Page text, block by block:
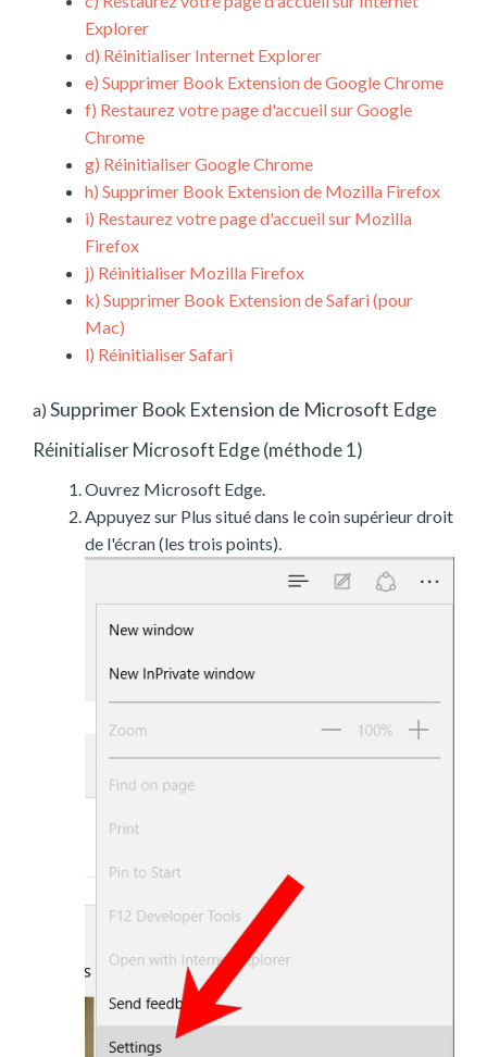
Explorer
d) Réinitialiser Internet Explorer
e) Supprimer Book Extension de Google Chrome
f) Restaurez votre page d'accueil sur Google
Chrome
g) Réinitialiser Google Chrome
h) Supprimer Book Extension de Mozilla Firefox
i) Restaurez votre page d'accueil sur Mozilla
Firefox
j) Réinitialiser Mozilla Firefox
k) Supprimer Book Extension de Safari (pour
Mac)
l) Réinitialiser Safari
a) Supprimer Book Extension de Microsoft Edge
Réinitialiser Microsoft Edge (méthode 1)
Ouvrez Microsoft Edge.
Appuyez sur Plus situé dans le coin supérieur droit
de l'écran (les trois points).